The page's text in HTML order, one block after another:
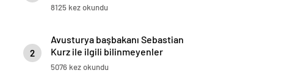
8125 kez okundu
2
Avusturya başbakanı Sebastian
Kurz ile ilgili bilinmeyenler
5076 kez okundu